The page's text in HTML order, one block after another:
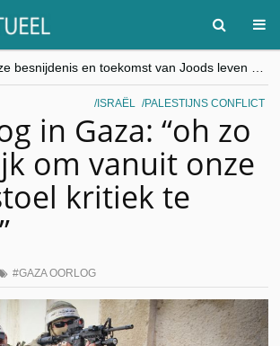
Religieuze besnijdenis en toekomst van Joods leven centraal tijdens conferentie in Brussel
“Besnijdenisdebat toont hoe moeilijk seculiere Westen minderheden begrijpt”, Jinnih Beels (Vooruit)
ISRAËL PALESTIJNS CONFLICT
in Gaza: “oh zo
om vanuit onze
kritiek te
GAZA OORLOG